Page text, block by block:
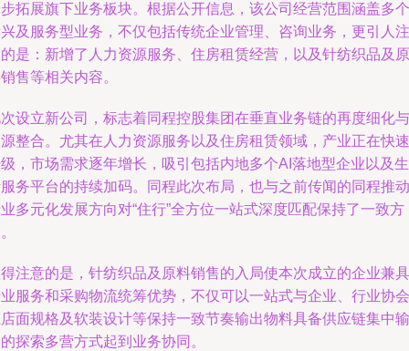
拓展旗下业务板块。根据公开信息，该公司经营范围涵盖多个
及服务型业务，不仅包括传统企业管理、咨询业务，更引人注
是：新增了人力资源服务、住房租赁经营，以及针纺织品及原
售等相关内容。
设立新公司，标志着同程控股集团在垂直业务链的再度细化与
整合。尤其在人力资源服务以及住房租赁领域，产业正在快速
，市场需求逐年增长，吸引包括内地多个AI落地型企业以及生
务平台的持续加码。同程此次布局，也与之前传闻的同程推动
多元化发展方向对“住行”全方位一站式深度匹配保持了一致方
注意的是，针纺织品及原料销售的入局使本次成立的企业兼具
服务和采购物流统筹优势，不仅可以一站式与企业、行业协会
面规格及软装设计等保持一致节奏输出物料具备供应链集中输
探索多营方式起到业务协同。